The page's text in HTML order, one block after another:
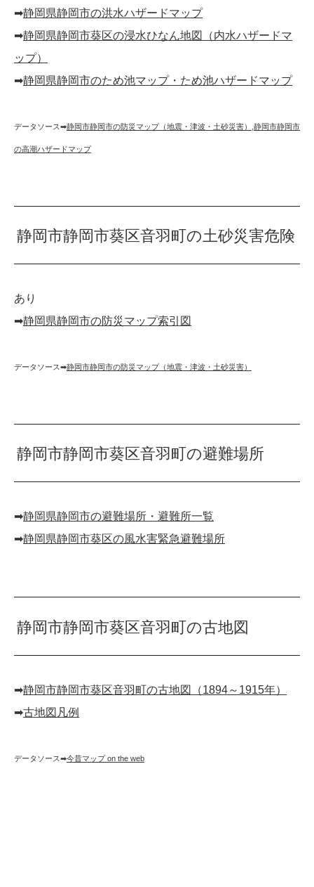
➡︎静岡県静岡市の洪水ハザードマップ
➡︎静岡県静岡市葵区の浸水ひなん地図（内水ハザードマ
ップ）
➡︎静岡県静岡市のため池マップ・ため池ハザードマップ
データソース➡︎静岡市静岡市の防災マップ（地震・津波・土砂災害） 静岡市静岡市
の高潮ハザードマップ
静岡市静岡市葵区音羽町の土砂災害危険
あり
➡︎静岡県静岡市の防災マップ索引図
データソース➡︎静岡市静岡市の防災マップ（地震・津波・土砂災害）
静岡市静岡市葵区音羽町の避難場所
➡︎静岡県静岡市の避難場所・避難所一覧
➡︎静岡県静岡市葵区の風水害緊急避難場所
静岡市静岡市葵区音羽町の古地図
➡︎静岡市静岡市葵区音羽町の古地図（1894～1915年）
➡︎古地図凡例
データソース➡︎今昔マップ on the web